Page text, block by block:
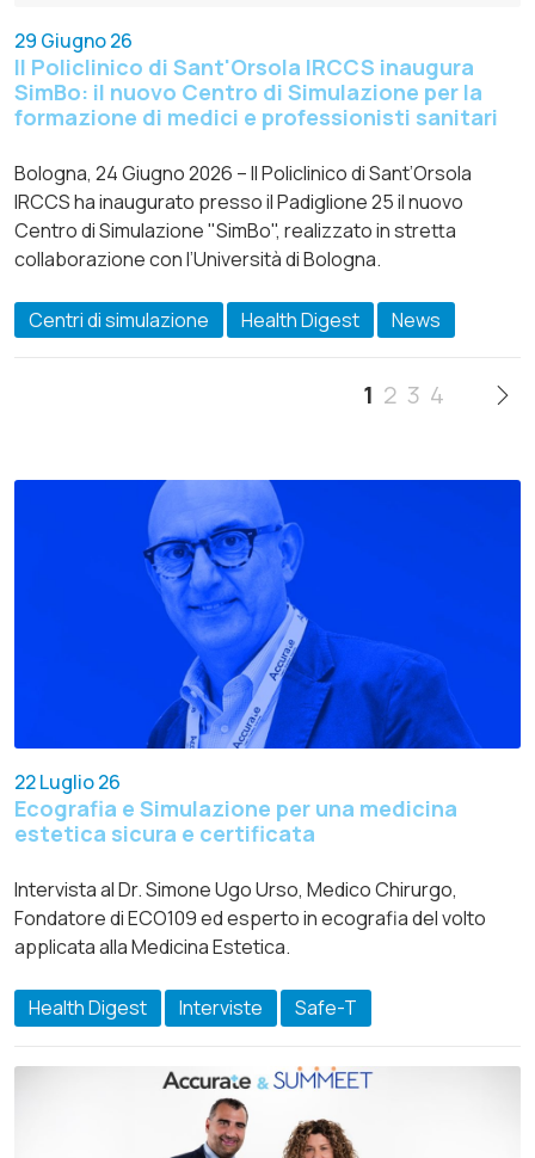
29 Giugno 26
Il Policlinico di Sant'Orsola IRCCS inaugura
SimBo: il nuovo Centro di Simulazione per la
formazione di medici e professionisti sanitari
Bologna, 24 Giugno 2026 – Il Policlinico di Sant’Orsola
IRCCS ha inaugurato presso il Padiglione 25 il nuovo
Centro di Simulazione "SimBo", realizzato in stretta
collaborazione con l’Università di Bologna.
Centri di simulazione Health Digest News
1 2 3 4
22 Luglio 26
Ecografia e Simulazione per una medicina
estetica sicura e certificata
Intervista al Dr. Simone Ugo Urso, Medico Chirurgo,
Fondatore di ECO109 ed esperto in ecografia del volto
applicata alla Medicina Estetica.
Health Digest Interviste Safe-T